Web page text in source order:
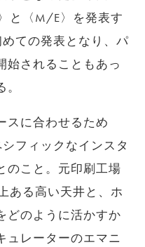
と〈M/E〉を発表す
ての発表となり、パ
始されることもあっ
スに合わせるため
フィックなインスタ
のこと。元印刷工場
ある高い天井と、ホ
どのように活かすか
ュレーターのエマニ